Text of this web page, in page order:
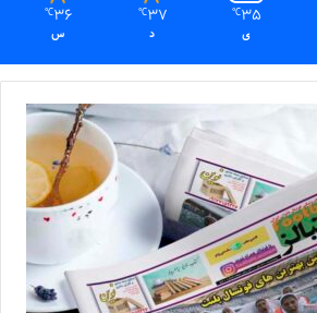
35
℃
ی
37
℃
د
36
℃
س